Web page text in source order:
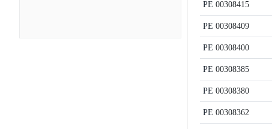
PE 00308415
PE 00308409
PE 00308400
PE 00308385
PE 00308380
PE 00308362